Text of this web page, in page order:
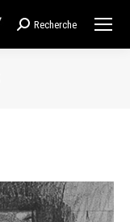
Recherche
Recherche